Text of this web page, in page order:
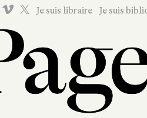
Je suis libraire Je suis